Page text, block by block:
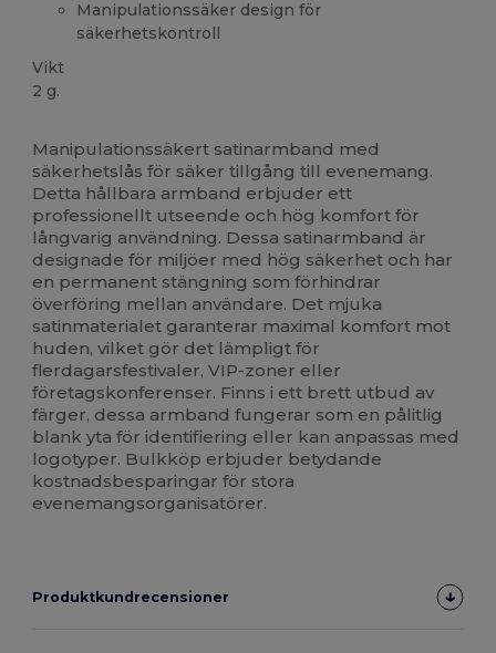
Manipulationssäker design för
säkerhetskontroll
Vikt
2 g.
Manipulationssäkert satinarmband med
säkerhetslås för säker tillgång till evenemang.
Detta hållbara armband erbjuder ett
professionellt utseende och hög komfort för
långvarig användning. Dessa satinarmband är
designade för miljöer med hög säkerhet och har
en permanent stängning som förhindrar
överföring mellan användare. Det mjuka
satinmaterialet garanterar maximal komfort mot
huden, vilket gör det lämpligt för
flerdagarsfestivaler, VIP-zoner eller
företagskonferenser. Finns i ett brett utbud av
färger, dessa armband fungerar som en pålitlig
blank yta för identifiering eller kan anpassas med
logotyper. Bulkköp erbjuder betydande
kostnadsbesparingar för stora
evenemangsorganisatörer.
Produktkundrecensioner